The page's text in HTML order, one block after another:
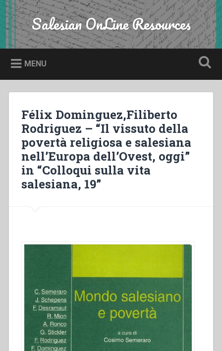
Skip
to
content
Search Salesian OnLine Resources
MENU
Félix Dominguez,Filiberto
Rodriguez – “Il vissuto della
povertà religiosa e salesiana
nell’Europa dell’Ovest, oggi”
in “Colloqui sulla vita
salesiana, 19”